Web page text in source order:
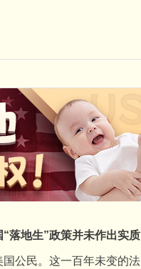
“落地生”政策并未作出实质
公民。这一百年未变的法